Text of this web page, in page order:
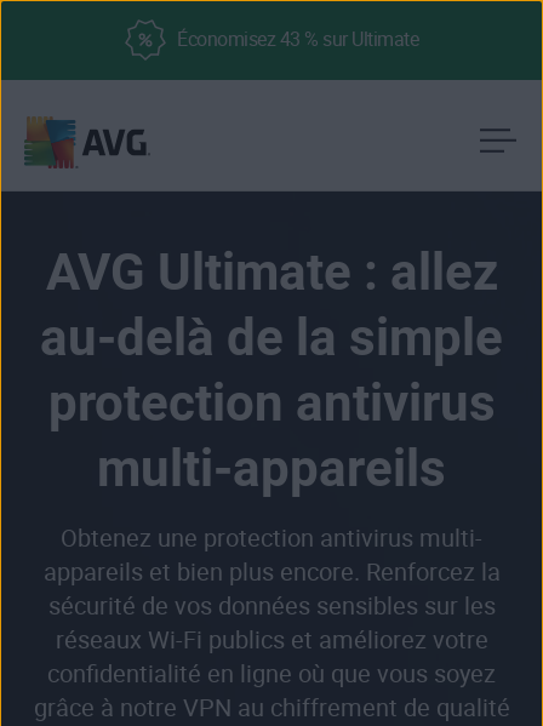
Économisez 43 % sur Ultimate
contenu
AVG Ultimate : allez
au-delà de la simple
protection antivirus
multi-appareils
Obtenez une protection antivirus multi-
appareils et bien plus encore. Renforcez la
sécurité de vos données sensibles sur les
réseaux Wi-Fi publics et améliorez votre
confidentialité en ligne où que vous soyez
grâce à notre VPN au chiffrement de qualité